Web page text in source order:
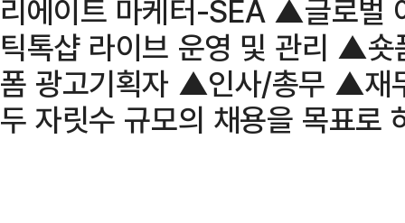
리에이트 마케터-SEA ▲글로벌
틱톡샵 라이브 운영 및 관리 ▲
폼 광고기획자 ▲인사/총무 ▲재
두 자릿수 규모의 채용을 목표로